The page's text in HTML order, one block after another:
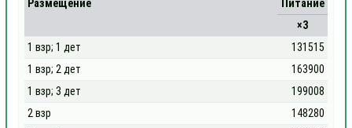
Размещение
Питание
×3
1 взр; 1 дет
131515
1 взр; 2 дет
163900
1 взр; 3 дет
199008
2 взр
148280